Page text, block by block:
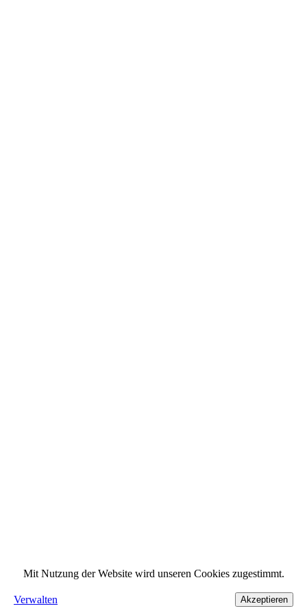
Mit Nutzung der Website wird unseren Cookies zugestimmt.
Verwalten Akzeptieren